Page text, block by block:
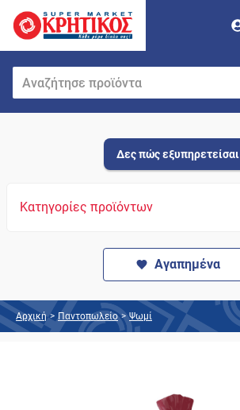
Δες πώς εξυπηρετείσαι
Κατηγορίες προϊόντων
Αγαπημένα
Αρχική > Παντοπωλείο > Ψωμί